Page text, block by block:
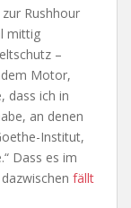
Rushhour
mittig
–
Motor,
dass ich in
an denen
Institut,
Dass es im
fällt